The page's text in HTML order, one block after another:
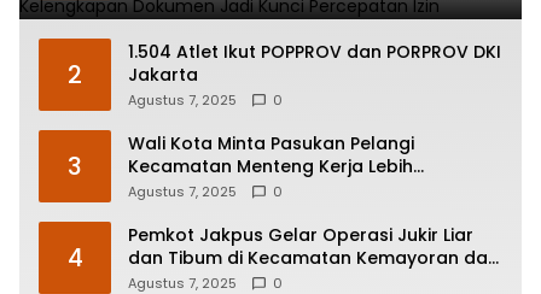
2
1.504 Atlet Ikut POPPROV dan PORPROV DKI
Jakarta
Agustus 7, 2025 0
3
Wali Kota Minta Pasukan Pelangi
Kecamatan Menteng Kerja Lebih
Responsif
Agustus 7, 2025 0
4
Pemkot Jakpus Gelar Operasi Jukir Liar
dan Tibum di Kecamatan Kemayoran dan
Johar Baru
Agustus 7, 2025 0